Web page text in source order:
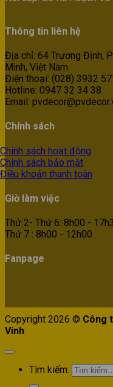
Thông tin liên hệ
Địa chỉ: 64 Trương Định,
Minh, Việt Nam.
Điện thoại: (028) 3932
Hotline: 0947 32 34 38
Email:
Chính sách
Chính sách hoạt động
Chính sách bảo mật
Điều khoản thanh toán
Giờ làm việc
Thứ 2- Thứ 6: 8h00 -
Thứ 7 : 8h00 - 12h00
Fanpage
Copyright 2026 © Công
Vinh
Tìm kiếm: